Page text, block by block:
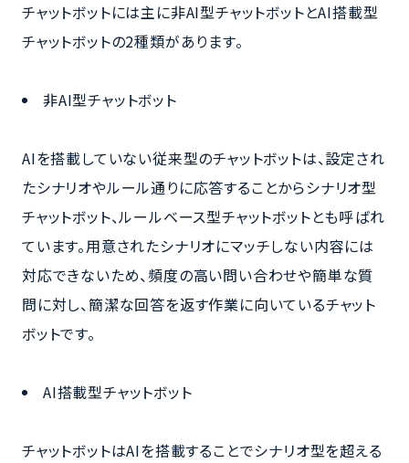
チャットボットには主に非AI型チャットボットとAI搭載型
チャットボットの2種類があります。
非AI型チャットボット
AIを搭載していない従来型のチャットボットは、設定され
たシナリオやルール通りに応答することからシナリオ型
チャットボット、ルールベース型チャットボットとも呼ばれ
ています。用意されたシナリオにマッチしない内容には
対応できないため、頻度の高い問い合わせや簡単な質
問に対し、簡潔な回答を返す作業に向いているチャット
ボットです。
AI搭載型チャットボット
チャットボットはAIを搭載することでシナリオ型を超える